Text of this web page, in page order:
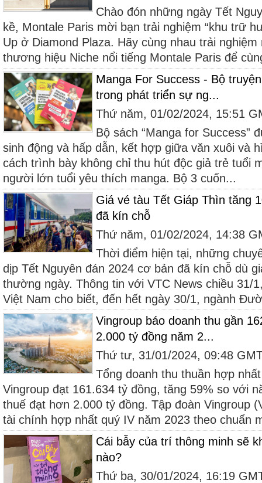
Chào đón những ngày Tết
kề, Montale Paris mời bạn trải nghiệm “khu trữ
Up ở Diamond Plaza. Hãy cùng nhau trải
thương hiệu Niche nổi tiếng Montale Paris để
Manga For Success - Bộ
trong phát triển sự ng...
Thứ năm, 01/02/2024, 15:51
Bộ sách “Manga for Success”
sinh động và hấp dẫn, kết hợp giữa văn xuôi và
cách trình bày không chỉ thu hút độc giả trẻ tuổi
người lớn tuổi yêu thích manga. Bộ 3 cuốn...
Giá vé tàu Tết Giáp Thìn tăng
đã kín chỗ
Thứ năm, 01/02/2024, 14:38
Thời điểm hiện tại, những
dịp Tết Nguyên đán 2024 cơ bản đã kín chỗ dù
thường ngày. Thông tin với VTC News chiều 31/
Việt Nam cho biết, đến hết ngày 30/1, ngành
Vingroup báo doanh thu gần
2.000 tỷ đồng năm 2...
Thứ tư, 31/01/2024, 09:48
Tổng doanh thu thuần hợp
Vingroup đạt 161.634 tỷ đồng, tăng 59% so với
thuế đạt hơn 2.000 tỷ đồng. Tập đoàn Vingroup
tài chính hợp nhất quý IV năm 2023 theo chuẩn
Cái bẫy của trí thông minh sẽ
nào?
Thứ ba, 30/01/2024, 16:19